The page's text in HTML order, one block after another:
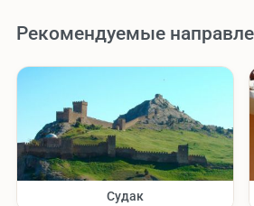
Рекомендуемые
Судак